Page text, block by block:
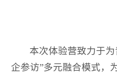
本次体验营致力于
企参访”多元融合模式，